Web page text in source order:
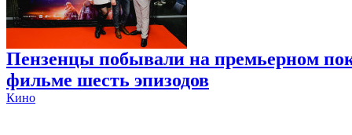
Пензенцы побывали на премьерном
фильме шесть эпизодов
Кино